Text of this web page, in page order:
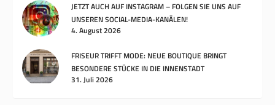
JETZT AUCH AUF INSTAGRAM – FOLGEN SIE UNS AUF
UNSEREN SOCIAL-MEDIA-KANÄLEN!
4. August 2026
FRISEUR TRIFFT MODE: NEUE BOUTIQUE BRINGT
BESONDERE STÜCKE IN DIE INNENSTADT
31. Juli 2026